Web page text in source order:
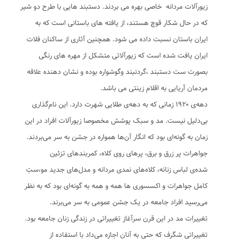
زیورآلات مردانه خاصی بهره می بردند. دستبند هایی با طرح دو شیر
که در حال شکار قوچ هستند، از یافته های باستانی است که به
ایران باستان نسبت داده می شود. همچنین آثاری از ساکنان فلات
ایران یافت شده است که زیورآلاتی متشکل از مهره های رنگی
بصورت ست دستبند ،گردنبند وگوشواره بوده و نشان دهنده علاقه
مردمان آریایی به اقلام زینتی می باشد.
دهه‌ی ۱۹۲۰ زمانی که به دهه‌ی طلایی شهرت دارد. این نام‌گذاری
بی‌دلیل نیست. مد و سبک پوشش مخصوصا زیورآلات افراد در این
زمان به گونه‌ای بود که انگار آن‌ها همواره در جشن به سر می‌بردند.
جواهرات پر زرق و برق، پرهای روی کلاه، کمربندهای تزئین
شده‌ی لباس زنانه، کلاه‌های نمدی مردانه و مدل‌های جدید مو،ستِ
کامل جواهرات و اکسسوری ها همه و همه به گونه‌ای بود که به نظر
می‌رسید افراد جامعه در یک جشن عمومی به سر می‌برند.
تغییرات مد در این قرن سرآغاز تغییراتی در زندگی زنان جامعه بود.
تغییراتی شگرف که حتی به آنان اجازه می‌داد با استفاده از